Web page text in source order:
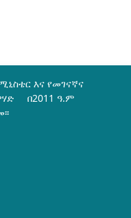
እና የመገናኛና
በ2011 ዓ.ም